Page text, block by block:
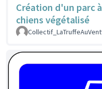
Création d'un parc à
chiens végétalisé
Collectif_LaTruffeAuVent